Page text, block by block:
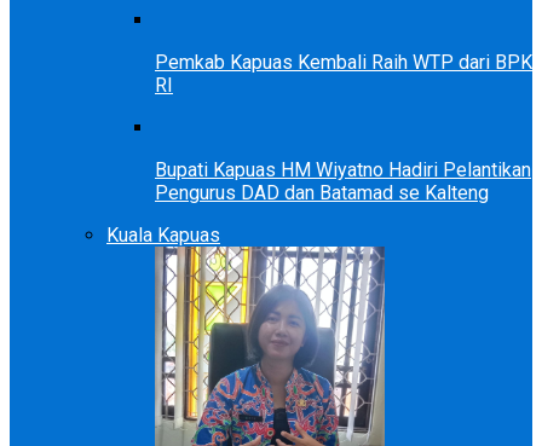
Pemkab Kapuas Kembali Raih WTP dari BPK
RI
Bupati Kapuas HM Wiyatno Hadiri Pelantikan
Pengurus DAD dan Batamad se Kalteng
Kuala Kapuas